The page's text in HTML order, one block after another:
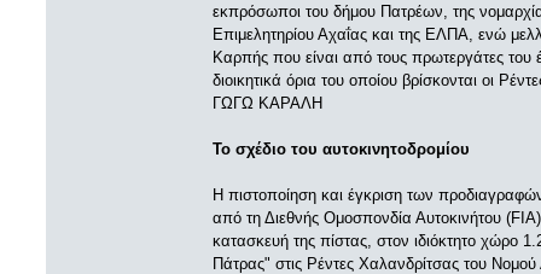
εκπρόσωποι του δήμου Πατρέων, της
Επιμελητηρίου Αχαΐας και της ΕΛΠΑ, ενώ
Καρπής που είναι από τους πρωτεργάτες
διοικητικά όρια του οποίου βρίσκονται οι
ΓΩΓΩ ΚΑΡΑΛΗ
Το σχέδιο του αυτοκινητοδρομίου
Η πιστοποίηση και έγκριση των προδιαγραφών
από τη Διεθνής Ομοσπονδία Αυτοκινήτου
κατασκευή της πίστας, στον ιδιόκτητο χώρο
Πάτρας" στις Ρέντες Χαλανδρίτσας του